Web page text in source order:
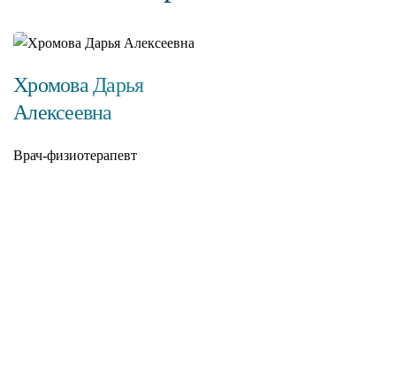
Хромова Дарья
Алексеевна
Врач-физиотерапевт